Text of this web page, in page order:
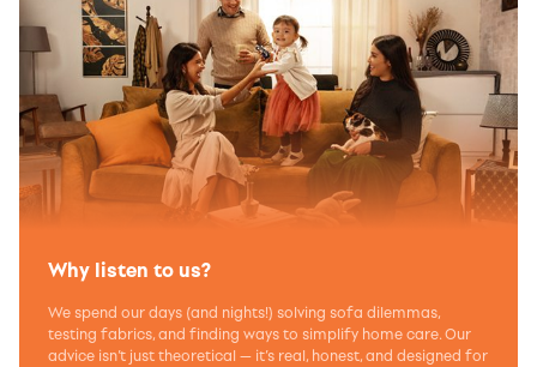
Why listen to us?
We spend our days (and nights!) solving sofa dilemmas,
testing fabrics, and finding ways to simplify home care. Our
advice isn’t just theoretical — it’s real, honest, and designed for